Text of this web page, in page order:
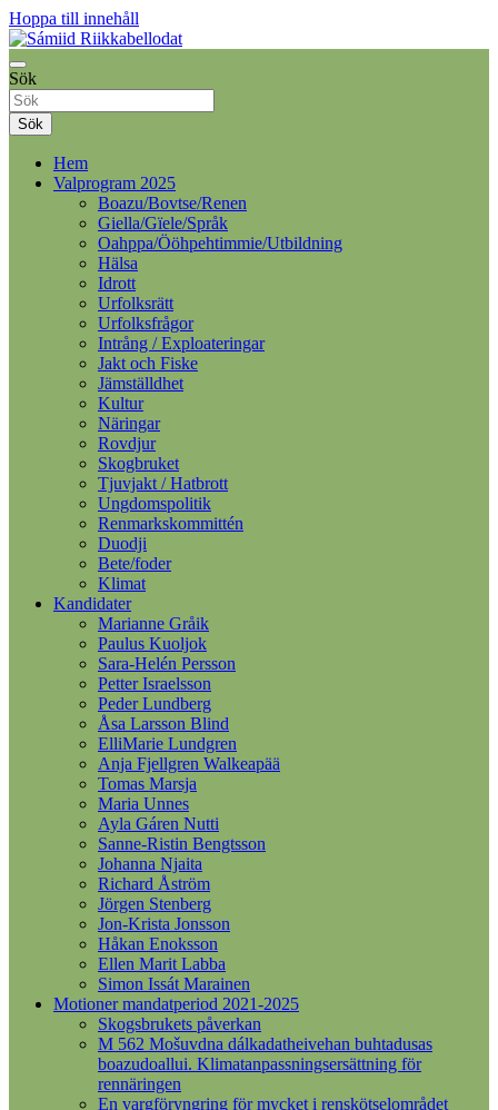
Hoppa till innehåll
Sámiid Riikkabellodat
Samelandspartiet
Sök
Sök
Hem
Valprogram 2025
Boazu/Bovtse/Renen
Giella/Gïele/Språk
Oahppa/Ööhpehtimmie/Utbildning
Hälsa
Idrott
Urfolksrätt
Urfolksfrågor
Intrång / Exploateringar
Jakt och Fiske
Jämställdhet
Kultur
Näringar
Rovdjur
Skogbruket
Tjuvjakt / Hatbrott
Ungdomspolitik
Renmarkskommittén
Duodji
Bete/foder
Klimat
Kandidater
Marianne Gråik
Paulus Kuoljok
Sara-Helén Persson
Petter Israelsson
Peder Lundberg
Åsa Larsson Blind
ElliMarie Lundgren
Anja Fjellgren Walkeapää
Tomas Marsja
Maria Unnes
Ayla Gáren Nutti
Sanne-Ristin Bengtsson
Johanna Njaita
Richard Åström
Jörgen Stenberg
Jon-Krista Jonsson
Håkan Enoksson
Ellen Marit Labba
Simon Issát Marainen
Motioner mandatperiod 2021-2025
Skogsbrukets påverkan
M 562 Mošuvdna dálkadatheivehan buhtadusas
boazudoallui. Klimatanpassningsersättning för
rennäringen
En vargföryngring för mycket i renskötselområdet